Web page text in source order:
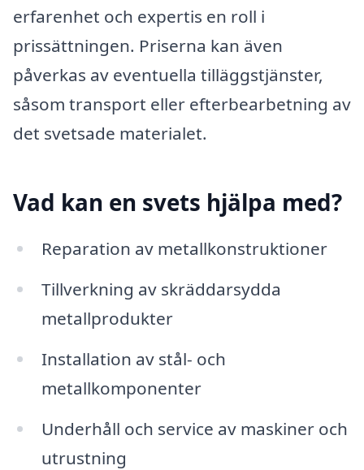
erfarenhet och expertis en roll i
prissättningen. Priserna kan även
påverkas av eventuella tilläggstjänster,
såsom transport eller efterbearbetning av
det svetsade materialet.
Vad kan en svets hjälpa med?
Reparation av metallkonstruktioner
Tillverkning av skräddarsydda
metallprodukter
Installation av stål- och
metallkomponenter
Underhåll och service av maskiner och
utrustning